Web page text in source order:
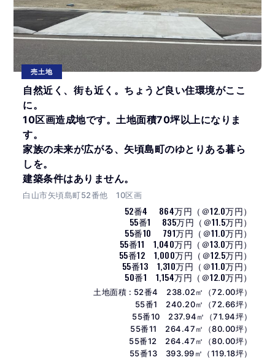
売土地
自然近く、街も近く。ちょうど良い住環境がここ
に。
10区画造成地です。土地面積70坪以上になりま
す。
家族の未来が広がる、矢頃島町のゆとりある暮ら
しを。
建築条件はありません。
白山市矢頃島町52番他 10区画
52番4 864万円（＠12.0万円）
55番1 835万円（＠11.5万円）
55番10 791万円（＠11.0万円）
55番11 1,040万円（＠13.0万円）
55番12 1,000万円（＠12.5万円）
55番13 1,310万円（＠11.0万円）
50番1 1,154万円（＠12.0万円）
土地面積 : 52番4 238.02㎡（72.00坪）
55番1 240.20㎡（72.66坪）
55番10 237.94㎡（71.94坪）
55番11 264.47㎡（80.00坪）
55番12 264.47㎡（80.00坪）
55番13 393.99㎡（119.18坪）